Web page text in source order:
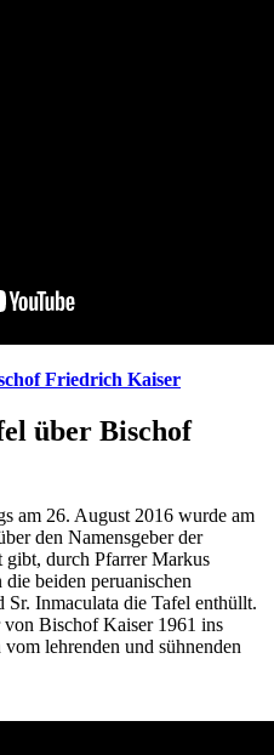
Friedrich Kaiser
über Bischof
am 26. August 2016 wurde am
den Namensgeber der
gibt, durch Pfarrer Markus
beiden peruanischen
Sr. Inmaculata die Tafel enthüllt.
von Bischof Kaiser 1961 ins
lehrenden und sühnenden